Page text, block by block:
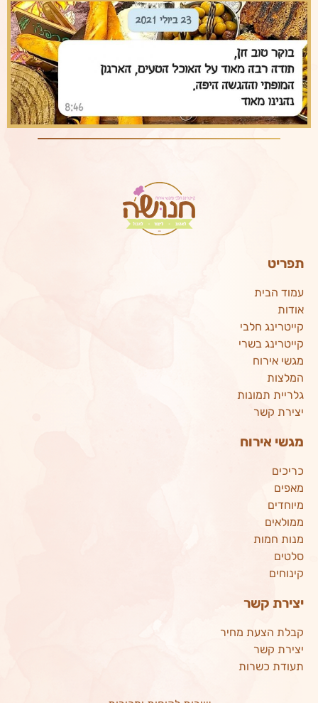
תפריט
עמוד הבית
אודות
קייטרינג חלבי
קייטרינג בשרי
מגשי אירוח
המלצות
גלריית תמונות
יצירת קשר
מגשי אירוח
כריכים
מאפים
מיוחדים
ממולאים
מנות חמות
סלטים
קינוחים
יצירת קשר
קבלת הצעת מחיר
יצירת קשר
תעודת כשרות